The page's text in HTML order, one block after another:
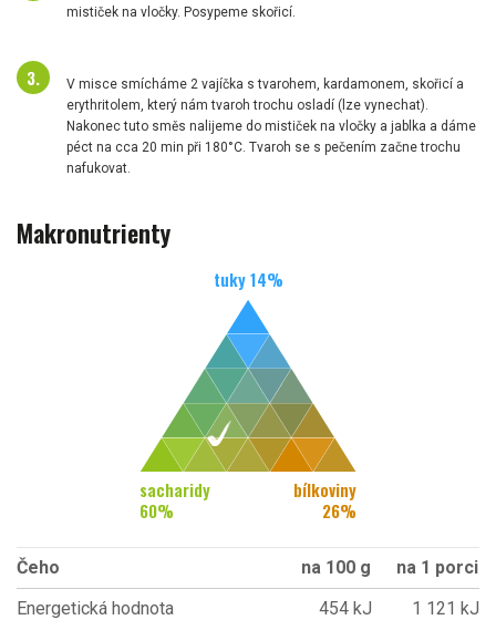
mističek na vločky. Posypeme skořicí.
V misce smícháme 2 vajíčka s tvarohem, kardamonem, skořicí a
erythritolem, který nám tvaroh trochu osladí (lze vynechat).
Nakonec tuto směs nalijeme do mističek na vločky a jablka a dáme
péct na cca 20 min při 180°C. Tvaroh se s pečením začne trochu
nafukovat.
Makronutrienty
tuky14%
sacharidy
60%
bílkoviny
26%
Čeho na 100 g
na 1 porci
Energetická hodnota
454 kJ
1 121 kJ